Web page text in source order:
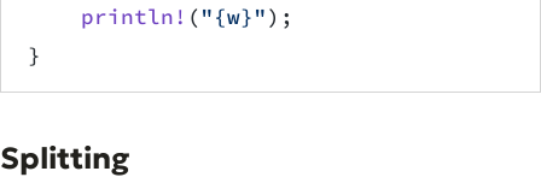
    println!
( "{w}");
}
Splitting